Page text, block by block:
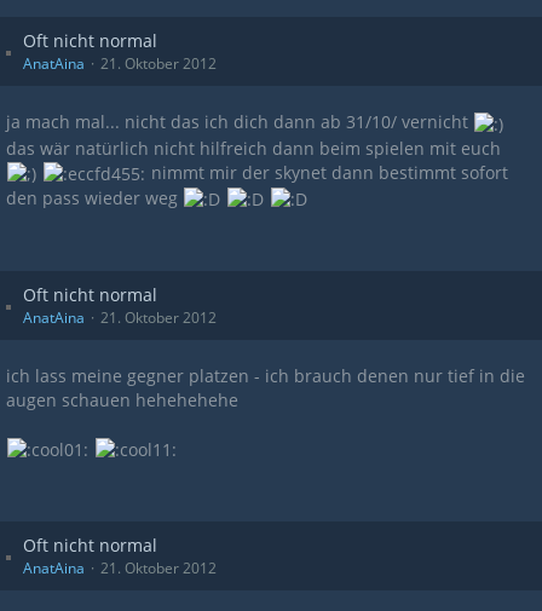
Oft nicht normal
AnatAina 21. Oktober 2012
ja mach mal... nicht das ich dich dann ab 31/10/ vernicht
das wär natürlich nicht hilfreich dann beim spielen mit euch
nimmt mir der skynet dann bestimmt sofort
den pass wieder weg
Oft nicht normal
AnatAina 21. Oktober 2012
ich lass meine gegner platzen - ich brauch denen nur tief in die
augen schauen hehehehehe
Oft nicht normal
AnatAina 21. Oktober 2012